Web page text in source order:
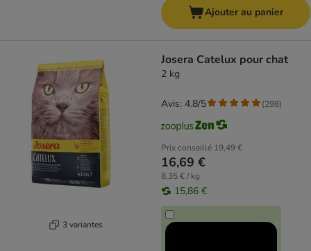
Ajouter au panier
3 variantes
Josera Catelux pour chat
2 kg
Prix conseillé 19,49 €
16,69 €
8,35 € / kg
15,86 €
Avis: 4.8/5 (298)